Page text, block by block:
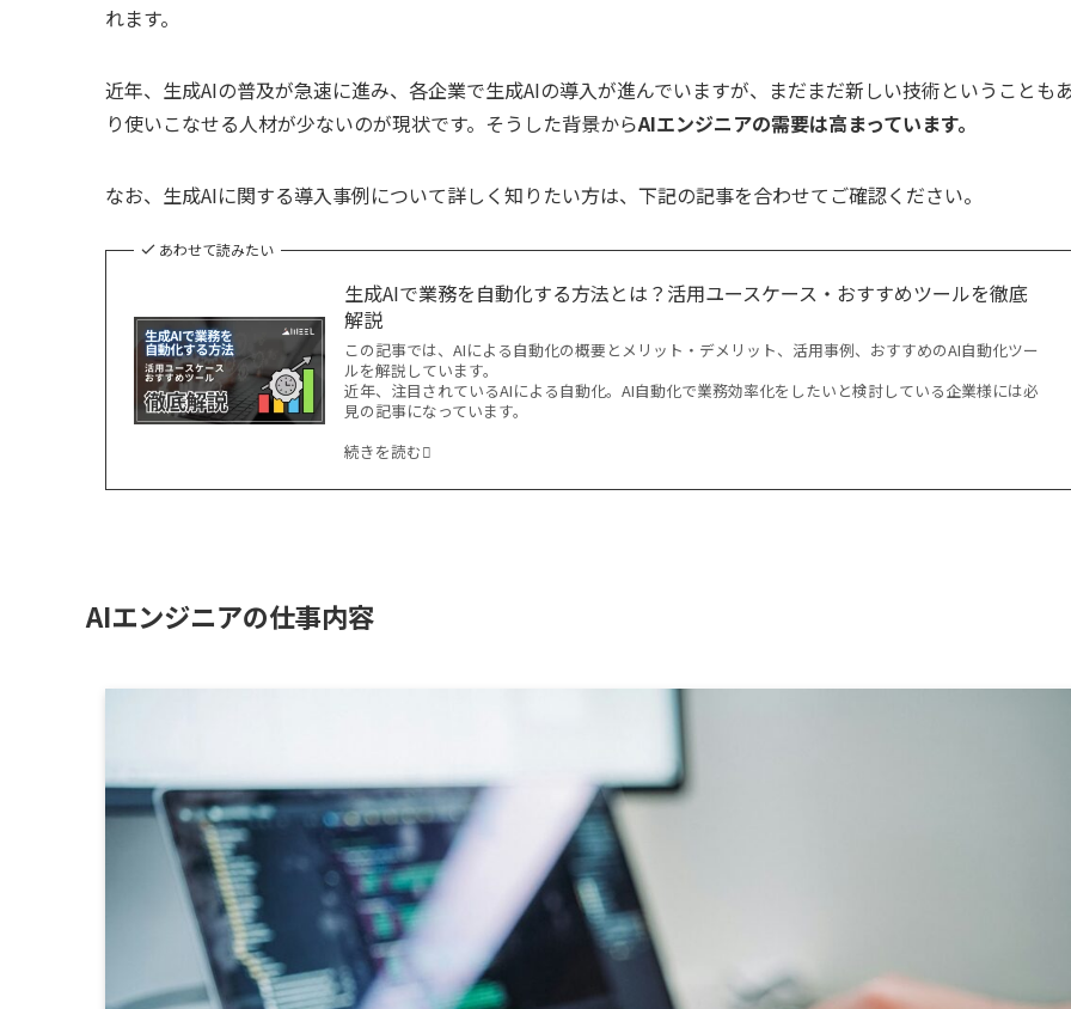
れます。
近年、生成AIの普及が急速に進み、各企業で生成AIの導入が進んでいますが、まだまだ新しい技術ということも
り使いこなせる人材が少ないのが現状です。そうした背景からAIエンジニアの需要は高まっています。
なお、生成AIに関する導入事例について詳しく知りたい方は、下記の記事を合わせてご確認ください。
あわせて読みたい
生成AIで業務を自動化する方法とは？活用ユースケース・おすすめツールを徹底
解説
この記事では、AIによる自動化の概要とメリット・デメリット、活用事例、おすすめのAI自動化ツー
ルを解説しています。
近年、注目されているAIによる自動化。AI自動化で業務効率化をしたいと検討している企業様には必
見の記事になっています。
続きを読む
AIエンジニアの仕事内容